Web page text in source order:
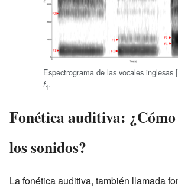
Espectrograma de las vocales inglesas
f1.
Fonética auditiva: ¿Cómo
los sonidos?
La fonética auditiva, también llamada